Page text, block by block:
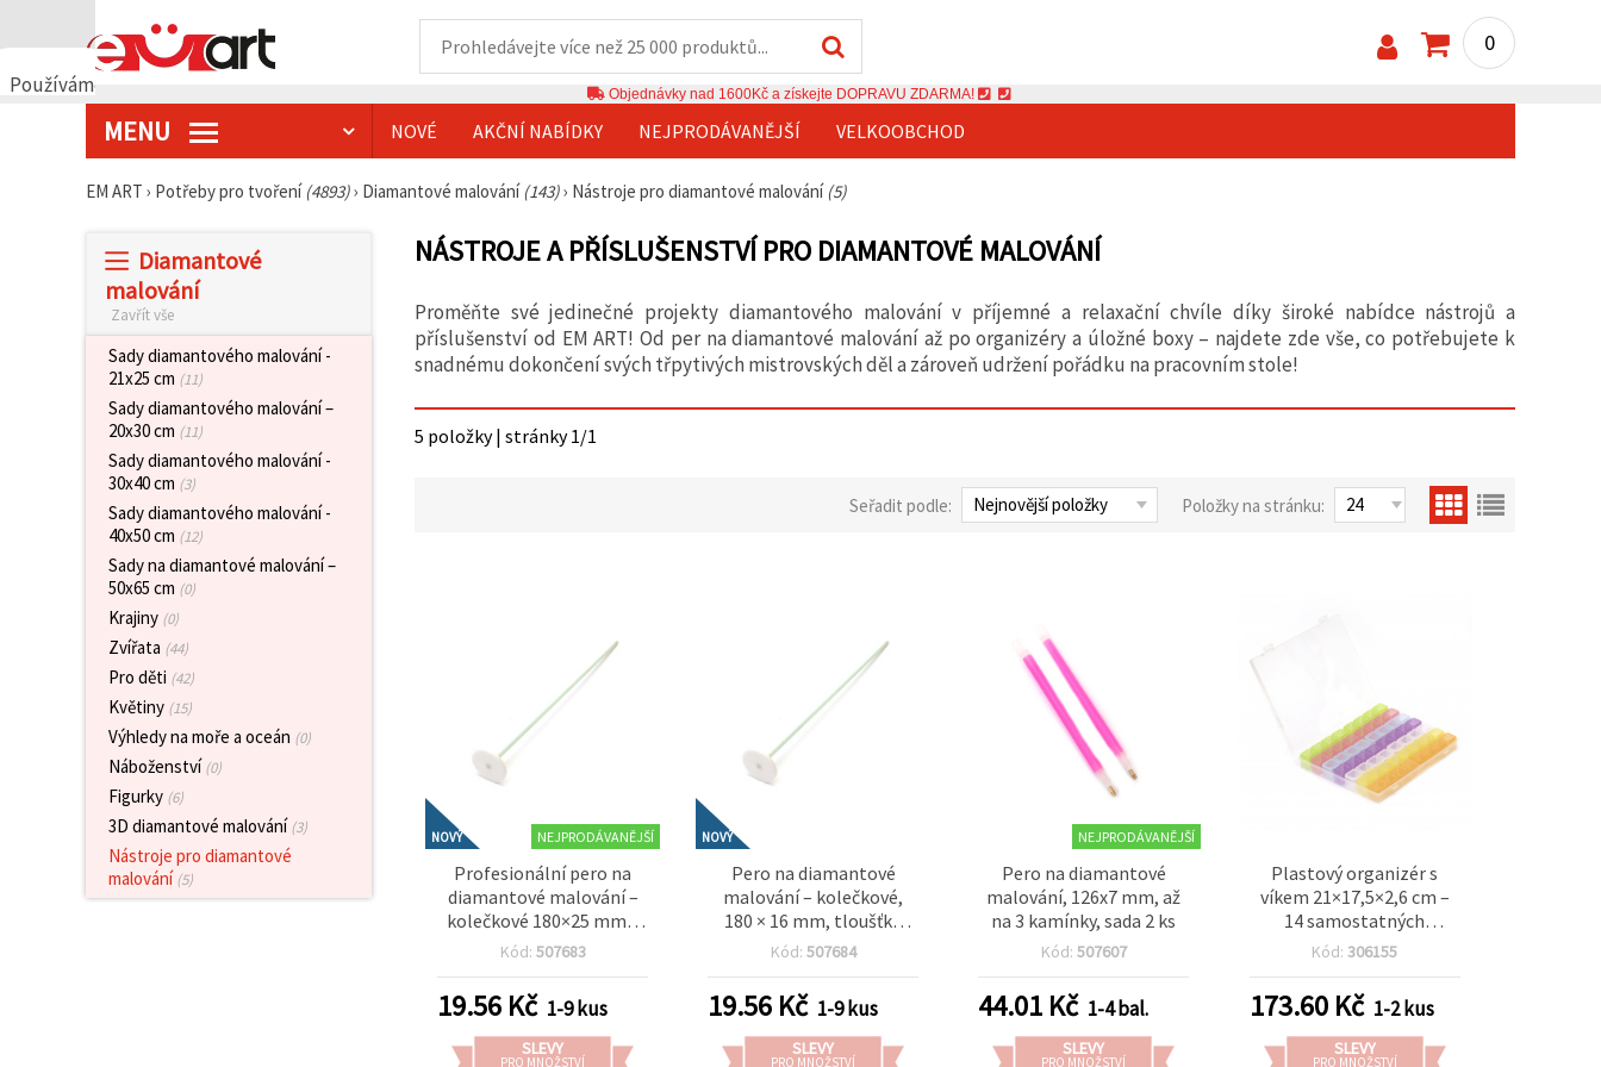
Používáme
0
Objednávky nad 1600Kč a získejte DOPRAVU ZDARMA!
MENU NOVÉ AKČNÍ NABÍDKY NEJPRODÁVANĚJŠÍ VELKOOBCHOD
EM ART › Potřeby pro tvoření (4893)› Diamantové malování (143)› Nástroje pro diamantové malování (5)
Diamantové
malování
Zavřít vše
Sady diamantového malování -
21x25 cm (11)
Sady diamantového malování –
20x30 cm (11)
Sady diamantového malování -
30x40 cm (3)
Sady diamantového malování -
40x50 cm (12)
Sady na diamantové malování –
50x65 cm (0)
Krajiny (0)
Zvířata (44)
Pro děti (42)
Květiny (15)
Výhledy na moře a oceán (0)
Náboženství(0)
Figurky (6)
3D diamantové malování(3)
Nástroje pro diamantové
malování(5)
NÁSTROJE A PŘÍSLUŠENSTVÍ PRO DIAMANTOVÉ MALOVÁNÍ
Proměňte své jedinečné projekty diamantového malování v příjemné a relaxační chvíle díky široké nabídce nástrojů a
příslušenství od EM ART! Od per na diamantové malování až po organizéry a úložné boxy – najdete zde vše, co potřebujete k
snadnému dokončení svých třpytivých mistrovských děl a zároveň udržení pořádku na pracovním stole!
5 položky | stránky 1/1
Seřadit podle: Položky na stránku:
NOVÝ NEJPRODÁVANĚJŠÍ
Profesionální pero na
diamantové malování –
kolečkové 180×25 mm s
2mm kolečkem – hladká a
pro rychlé a rovnoměrné
lepení v Diamond
Painting
Kód: 507683
19.56 Kč 1-9 kus
SLEVY
PRO MNOŽSTVÍ
NOVÝ
Pero na diamantové
malování – kolečkové,
180 × 16 mm, tloušťka
kolečka 1,5 mm – ideální
kamínků a korálků pro
Diamond Painting a
kreativní tvoření
Kód: 507684
19.56 Kč 1-9 kus
SLEVY
PRO MNOŽSTVÍ
NEJPRODÁVANĚJŠÍ
Pero na diamantové
malování, 126x7 mm, až
na 3 kamínky, sada 2 ks
Kód: 507607
44.01 Kč 1-4 bal.
SLEVY
PRO MNOŽSTVÍ
Plastový organizér s
víkem 21×17,5×2,6 cm –
14 samostatných
krabiček 10×2,1×2,3 cm,
na korálky a drobnosti
Kód:306155
173.60Kč 1-2 kus
SLEVY
PRO MNOŽSTVÍ